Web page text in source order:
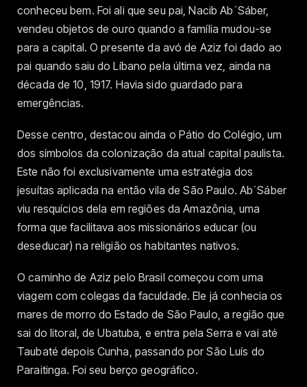
conheceu bem. Foi ali que seu pai, Nacib Ab´Sáber,
vendeu objetos de ouro quando a família mudou-se
para a capital. O presente da avó de Aziz foi dado ao
pai quando saiu do Líbano pela última vez, ainda na
década de 10, 1917. Havia sido guardado para
emergências.
Desse centro, destacou ainda o Pátio do Colégio, um
dos símbolos da colonização da atual capital paulista.
Este não foi exclusivamente uma estratégia dos
jesuítas aplicada na então vila de São Paulo. Ab´Sáber
viu resquícios dela em regiões da Amazônia, uma
forma que facilitava aos missionários educar (ou
deseducar) na religião os habitantes nativos.
O caminho de Aziz pelo Brasil começou com uma
viagem com colegas da faculdade. Ele já conhecia os
mares de morro do Estado de São Paulo, a região que
sai do litoral, de Ubatuba, e entra pela Serra e vai até
Taubaté depois Cunha, passando por São Luís do
Paraitinga. Foi seu berço geográfico.